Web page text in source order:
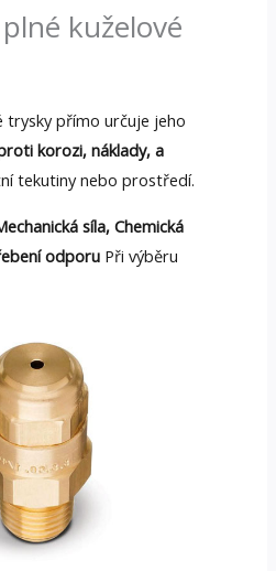
kuželové
trysky přímo určuje jeho
korozi, náklady, a
tekutiny nebo prostředí.
síla, Chemická
odporuPři výběru